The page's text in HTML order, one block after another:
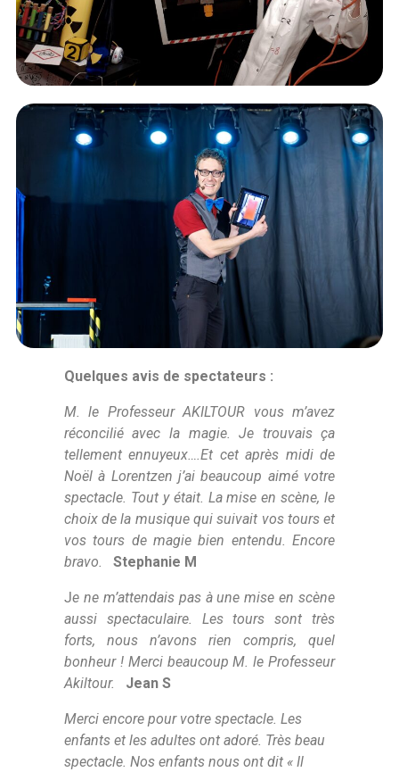
Quelques avis de spectateurs :
M. le Professeur AKILTOUR vous m’avez
réconcilié avec la magie. Je trouvais ça
tellement ennuyeux….Et cet après midi de
Noël à Lorentzen j’ai beaucoup aimé votre
spectacle. Tout y était. La mise en scène, le
choix de la musique qui suivait vos tours et
vos tours de magie bien entendu. Encore
bravo. Stephanie M
Je ne m’attendais pas à une mise en scène
aussi spectaculaire. Les tours sont très
forts, nous n’avons rien compris, quel
bonheur ! Merci beaucoup M. le Professeur
Akiltour.
Jean S
Merci encore pour votre spectacle. Les
enfants et les adultes ont adoré. Très beau
spectacle. Nos enfants nous ont dit « Il